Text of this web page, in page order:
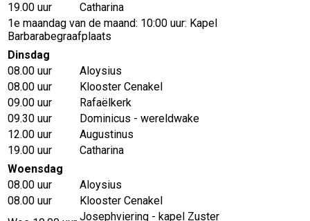
19.00 uur
Catharina
1e maandag van de maand: 10:00 uur: Kapel
Barbarabegraafplaats
Dinsdag
08.00 uur
Aloysius
08.00 uur
Klooster Cenakel
09.00 uur
Rafaëlkerk
09.30 uur
Dominicus - wereldwake
12.00 uur
Augustinus
19.00 uur
Catharina
Woensdag
08.00 uur
Aloysius
08.00 uur
Klooster Cenakel
Josephviering - kapel Zuster